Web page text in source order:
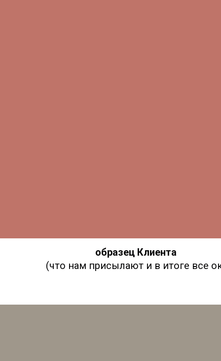
образец Клиента
(что нам присылают и в итоге все